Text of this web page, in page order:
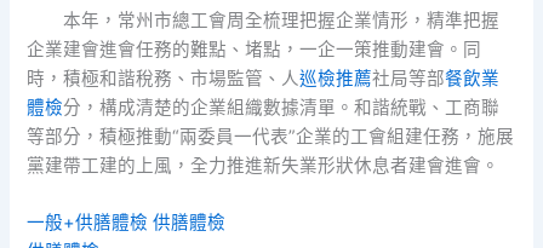
本年，常州市總工會周全梳理把握企業情形，精準把握
企業建會進會任務的難點、堵點，一企一策推動建會。同
時，積極和諧稅務、市場監管、人巡檢推薦社局等部餐飲業
體檢分，構成清楚的企業組織數據清單。和諧統戰、工商聯
等部分，積極推動“兩委員一代表”企業的工會組建任務，施展
黨建帶工建的上風，全力推進新失業形狀休息者建會進會。
一般+供膳體檢 供膳體檢